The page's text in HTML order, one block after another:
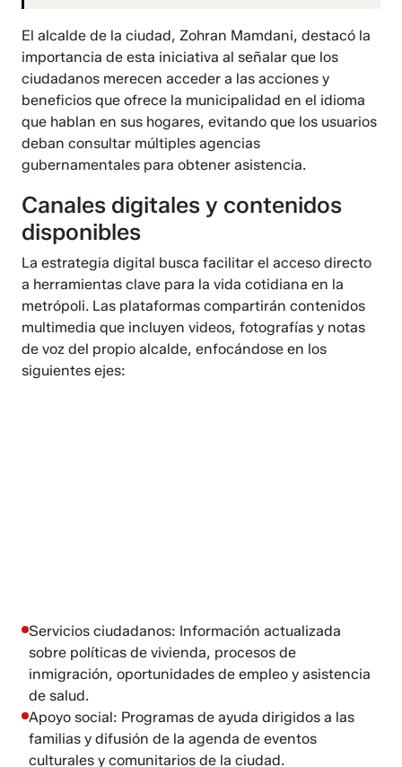
El alcalde de la ciudad, Zohran Mamdani, destacó la
importancia de esta iniciativa al señalar que los
ciudadanos merecen acceder a las acciones y
beneficios que ofrece la municipalidad en el idioma
que hablan en sus hogares, evitando que los usuarios
deban consultar múltiples agencias
gubernamentales para obtener asistencia.
Canales digitales y contenidos
disponibles
La estrategia digital busca facilitar el acceso directo
a herramientas clave para la vida cotidiana en la
metrópoli. Las plataformas compartirán contenidos
multimedia que incluyen videos, fotografías y notas
de voz del propio alcalde, enfocándose en los
siguientes ejes:
Servicios ciudadanos: Información actualizada
sobre políticas de vivienda, procesos de
inmigración, oportunidades de empleo y asistencia
de salud.
Apoyo social: Programas de ayuda dirigidos a las
familias y difusión de la agenda de eventos
culturales y comunitarios de la ciudad.